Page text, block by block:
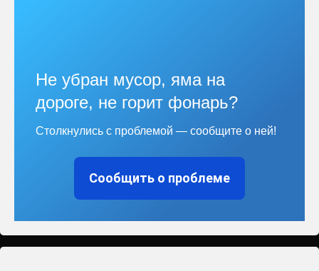
Не убран мусор, яма на
дороге, не горит фонарь?
Столкнулись с проблемой — сообщите о ней!
Сообщить о проблеме